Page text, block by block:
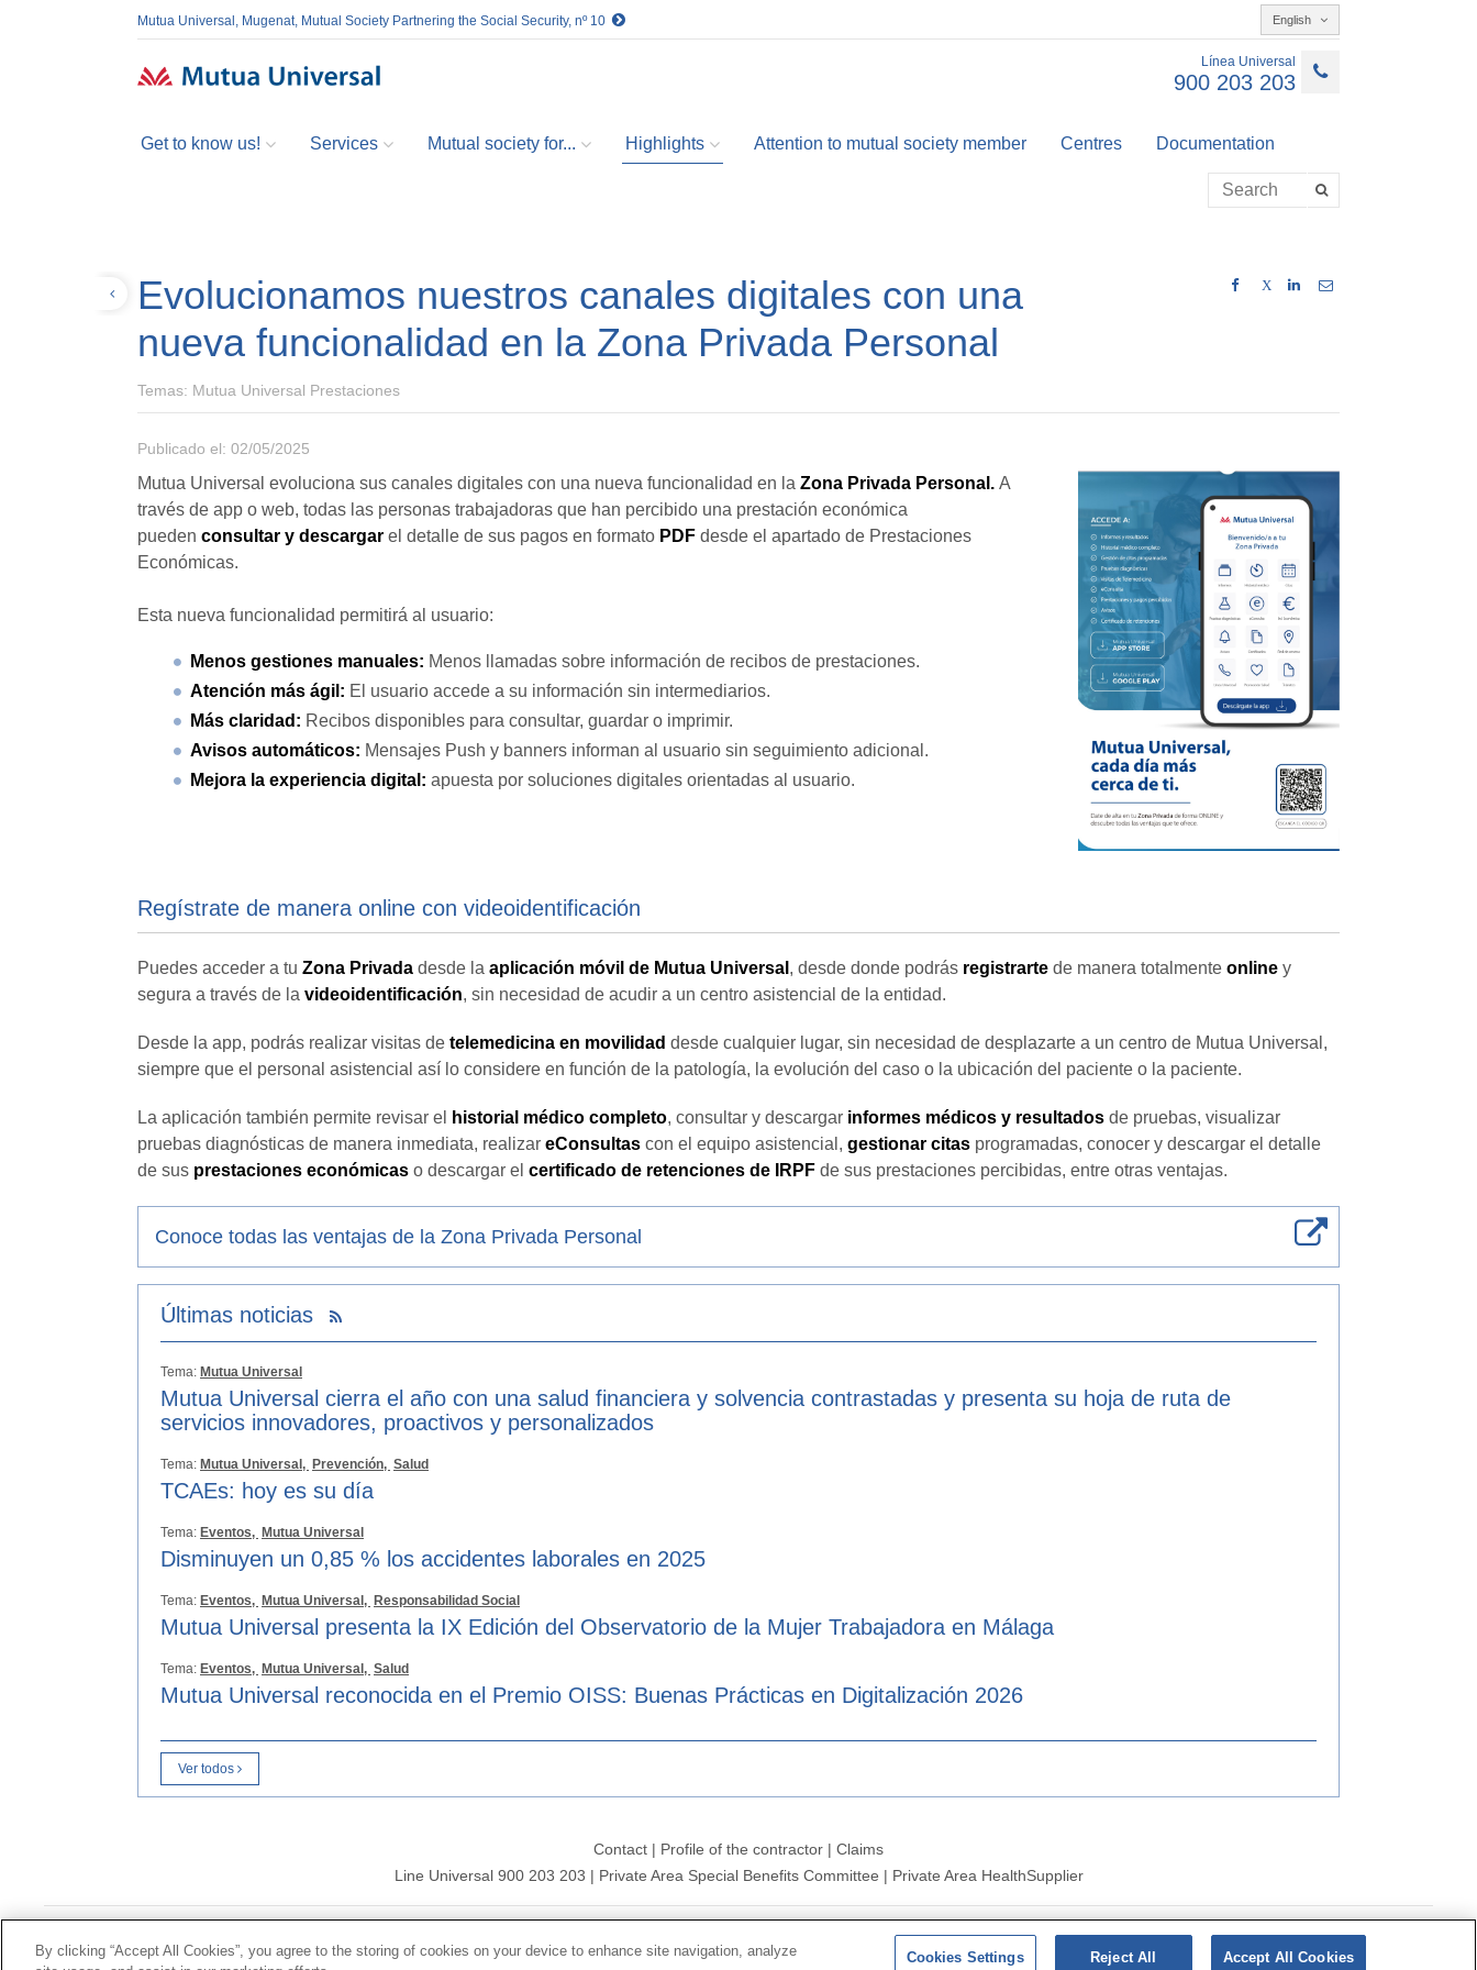
Mutua Universal, Mugenat, Mutual Society Partnering the Social Security, nº 10 English
Línea Universal
900 203 203
Get to know us! Services Mutual society for... Highlights Attention to mutual society member Centres Documentation
X
Evolucionamos nuestros canales digitales con una
nueva funcionalidad en la Zona Privada Personal
Temas: Mutua Universal Prestaciones
Publicado el: 02/05/2025
Mutua Universal evoluciona sus canales digitales con una nueva funcionalidad en la Zona Privada Personal. A
través de app o web, todas las personas trabajadoras que han percibido una prestación económica
pueden consultar y descargar el detalle de sus pagos en formato PDF desde el apartado de Prestaciones
Económicas.
Esta nueva funcionalidad permitirá al usuario:
Menos gestiones manuales: Menos llamadas sobre información de recibos de prestaciones.
Atención más ágil: El usuario accede a su información sin intermediarios.
Más claridad: Recibos disponibles para consultar, guardar o imprimir.
Avisos automáticos: Mensajes Push y banners informan al usuario sin seguimiento adicional.
Mejora la experiencia digital: apuesta por soluciones digitales orientadas al usuario.
Regístrate de manera online con videoidentificación
Puedes acceder a tu Zona Privada desde la aplicación móvil de Mutua Universal , desde donde podrás registrarte de manera totalmente online y
segura a través de la videoidentificación, sin necesidad de acudir a un centro asistencial de la entidad.
Desde la app, podrás realizar visitas de telemedicina en movilidad desde cualquier lugar, sin necesidad de desplazarte a un centro de Mutua Universal,
siempre que el personal asistencial así lo considere en función de la patología, la evolución del caso o la ubicación del paciente o la paciente.
La aplicación también permite revisar el historial médico completo, consultar y descargar informes médicos y resultados de pruebas, visualizar
pruebas diagnósticas de manera inmediata, realizar eConsultas con el equipo asistencial, gestionar citas programadas, conocer y descargar el detalle
de sus prestaciones económicas o descargar el certificado de retenciones de IRPF de sus prestaciones percibidas, entre otras ventajas.
Conoce todas las ventajas de la Zona Privada Personal
Últimas noticias
Tema: Mutua Universal
Mutua Universal cierra el año con una salud financiera y solvencia contrastadas y presenta su hoja de ruta de
servicios innovadores, proactivos y personalizados
Tema: Mutua Universal, Prevención, Salud
TCAEs: hoy es su día
Tema: Eventos, Mutua Universal
Disminuyen un 0,85 % los accidentes laborales en 2025
Tema: Eventos, Mutua Universal, Responsabilidad Social
Mutua Universal presenta la IX Edición del Observatorio de la Mujer Trabajadora en Málaga
Tema: Eventos, Mutua Universal, Salud
Mutua Universal reconocida en el Premio OISS: Buenas Prácticas en Digitalización 2026
Ver todos
Contact | Profile of the contractor | Claims
Line Universal 900 203 203 | Private Area Special Benefits Committee | Private Area HealthSupplier
Data protection Policy | Politics of cookies
By clicking “Accept All Cookies”, you agree to the storing of cookies on your device to enhance site navigation, analyze
Cookies Settings Reject All Accept All Cookies